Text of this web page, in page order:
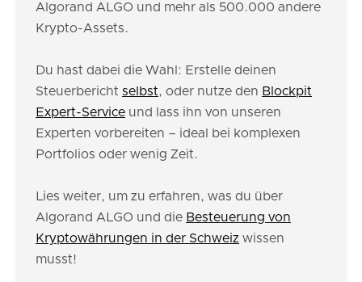
Algorand ALGO und mehr als 500.000 andere
Krypto-Assets.
Du hast dabei die Wahl: Erstelle deinen
Steuerbericht selbst, oder nutze den Blockpit
Expert-Service und lass ihn von unseren
Experten vorbereiten – ideal bei komplexen
Portfolios oder wenig Zeit.
Lies weiter, um zu erfahren, was du über
Algorand ALGO und die Besteuerung von
Kryptowährungen in der Schweiz wissen
musst!